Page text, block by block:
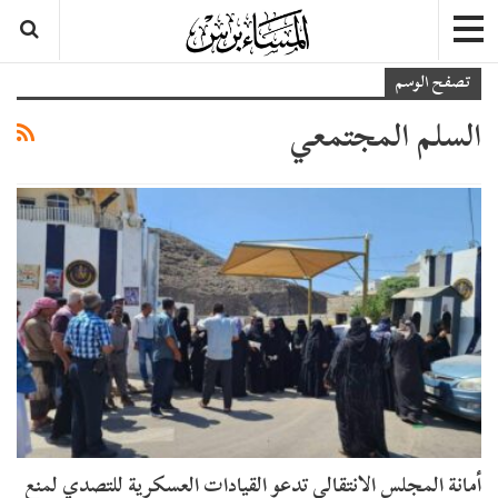
تصفح الوسم
السلم المجتمعي
أمانة المجلس الانتقالي تدعو القيادات العسكرية للتصدي لمنع